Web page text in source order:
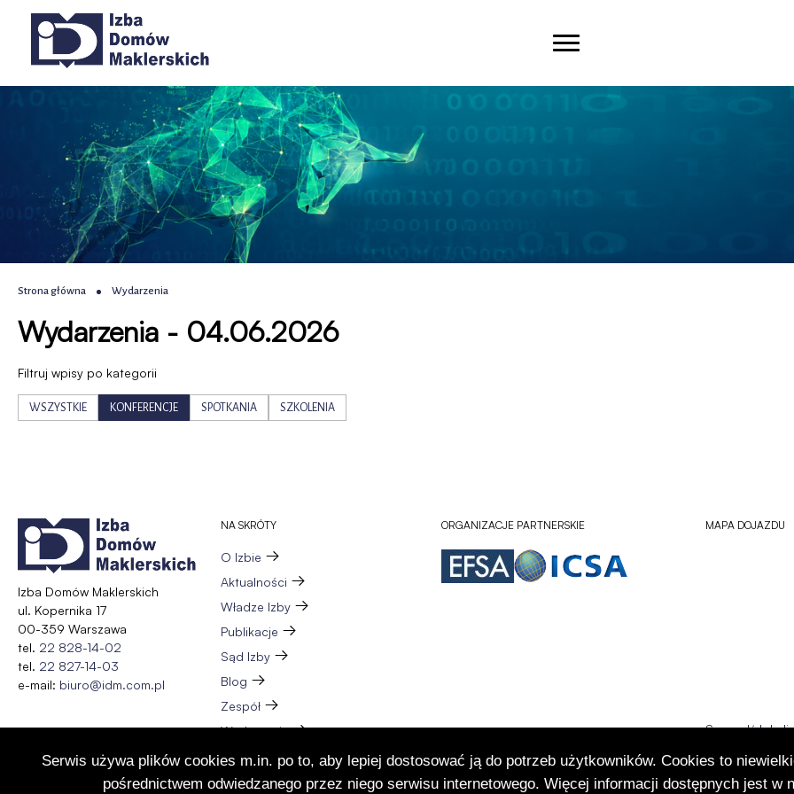
Serwis używa plików cookies m.in. po to, aby lepiej dostosować ją do potrzeb użytkowników. Cookies to
pośrednictwem odwiedzanego przez niego serwisu internetowego. Więcej informacji dostępnych jest w
Wydarzenia
Izba
Domów
Maklerskich
Przejdź
głównego
Przejdź
Przejdź
wyszukiwania
Przejdź
nawigacja
Ścieżka
nawigacyjna
Strona główna Wydarzenia
Wydarzenia - 04.06.2026
Filtruj wpisy po kategorii
WSZYSTKIE KONFERENCJE SPOTKANIA SZKOLENIA
Izba Domów Maklerskich
ul. Kopernika 17
00-359 Warszawa
tel. 22 828-14-02
tel. 22 827-14-03
e-mail: biuro@idm.com.pl
NA SKRÓTY
O Izbie
Aktualności
Władze Izby
Publikacje
Sąd Izby
Blog
Zespół
Wydarzenia
Członkostwo
Kontakt
ORGANIZACJE PARTNERSKIE MAPA DOJAZDU
Sprawdź
się
w
nowej